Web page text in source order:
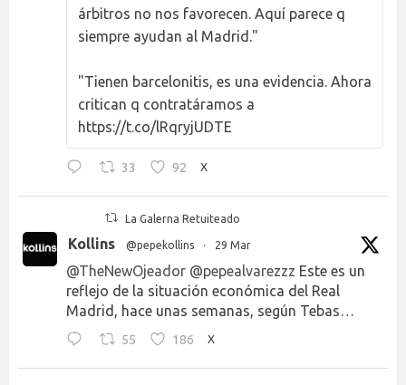
árbitros no nos favorecen. Aquí parece q
siempre ayudan al Madrid."
"Tienen barcelonitis, es una evidencia. Ahora
critican q contratáramos a
https://t.co/lRqryjUDTE
33 92 X
La Galerna Retuiteado
Kollins @pepekollins · 29 Mar
@TheNewOjeador @pepealvarezzz Este es un
reflejo de la situación económica del Real
Madrid, hace unas semanas, según Tebas…
55 186 X